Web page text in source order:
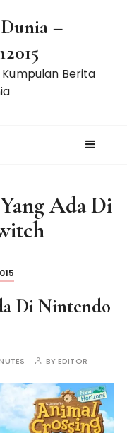
–
Berita
Ada Di
Di Nintendo
BYEDITOR